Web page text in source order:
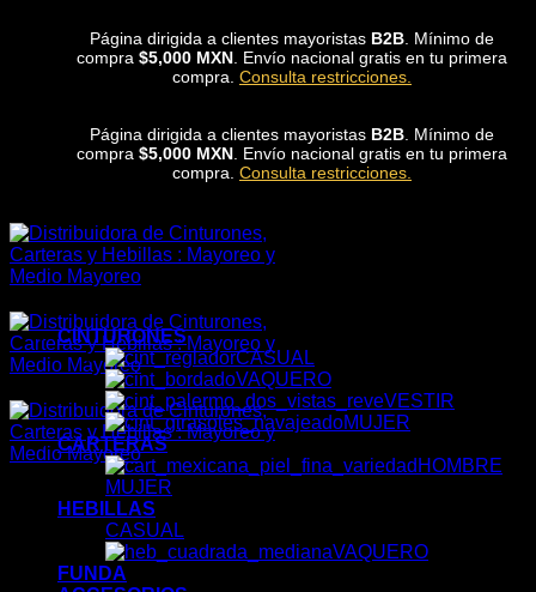
Página dirigida a clientes mayoristas B2B . Mínimo de
compra $5,000 MXN . Envío nacional gratis en tu primera
compra. Consulta restricciones.
Página dirigida a clientes mayoristas B2B . Mínimo de
compra $5,000 MXN . Envío nacional gratis en tu primera
compra. Consulta restricciones.
CINTURONES
CASUAL
VAQUERO
VESTIR
MUJER
CARTERAS
HOMBRE
MUJER
HEBILLAS
CASUAL
VAQUERO
FUNDA